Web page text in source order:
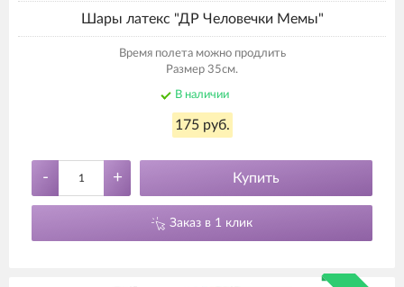
Шары латекс "ДР Человечки Мемы"
Время полета можно продлить
Размер 35см.
В наличии
175 руб.
- + Купить
Заказ в 1 клик